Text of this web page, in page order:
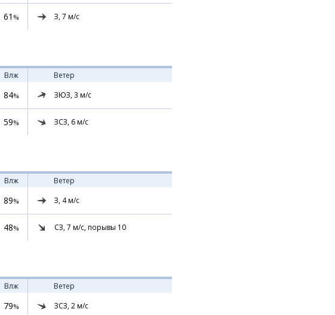
61 % З, 7 м/с
Влж
Ветер
84% ЗЮЗ, 3 м/с
59% ЗСЗ, 6м/с
Влж
Ветер
89% З, 4м/с
48% СЗ, 7 м/с, порывы 10
Влж
Ветер
79% ЗСЗ, 2м/с